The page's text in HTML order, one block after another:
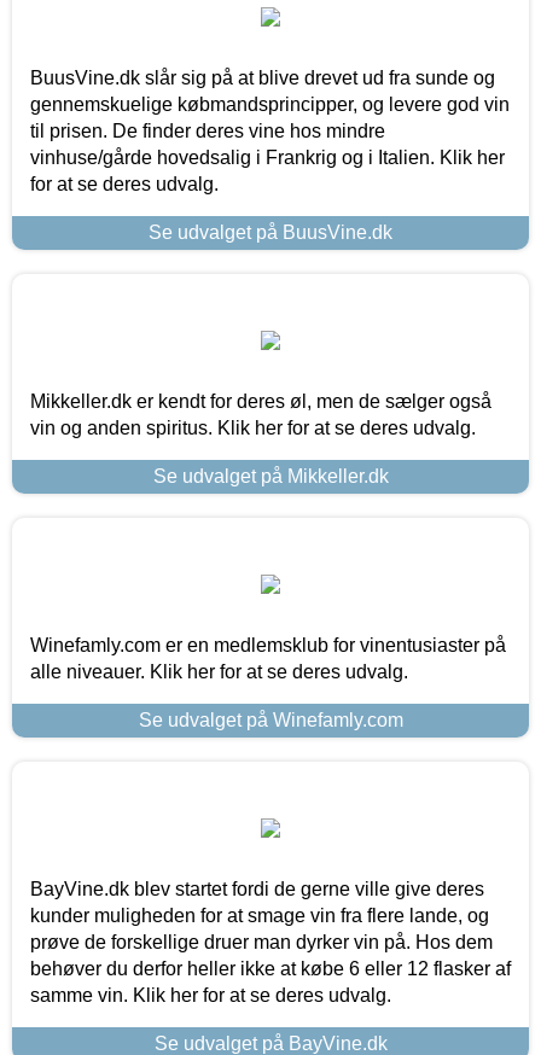
BuusVine.dk slår sig på at blive drevet ud fra sunde og
gennemskuelige købmandsprincipper, og levere god vin
til prisen. De finder deres vine hos mindre
vinhuse/gårde hovedsalig i Frankrig og i Italien. Klik her
for at se deres udvalg.
Se udvalget på BuusVine.dk
Mikkeller.dk er kendt for deres øl, men de sælger også
vin og anden spiritus. Klik her for at se deres udvalg.
Se udvalget på Mikkeller.dk
Winefamly.com er en medlemsklub for vinentusiaster på
alle niveauer. Klik her for at se deres udvalg.
Se udvalget på Winefamly.com
BayVine.dk blev startet fordi de gerne ville give deres
kunder muligheden for at smage vin fra flere lande, og
prøve de forskellige druer man dyrker vin på. Hos dem
behøver du derfor heller ikke at købe 6 eller 12 flasker af
samme vin. Klik her for at se deres udvalg.
Se udvalget på BayVine.dk